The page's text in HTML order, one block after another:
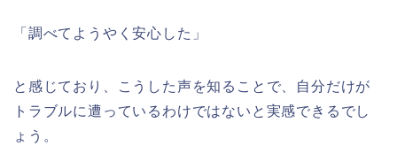
「調べてようやく安心した」
と感じており、こうした声を知ることで、自分だけが
トラブルに遭っているわけではないと実感できるでし
ょう。